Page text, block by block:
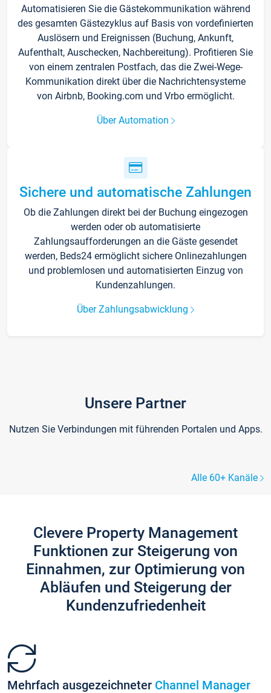
Automatisieren Sie die Gästekommunikation während
des gesamten Gästezyklus auf Basis von vordefinierten
Auslösern und Ereignissen (Buchung, Ankunft,
Aufenthalt, Auschecken, Nachbereitung). Profitieren Sie
von einem zentralen Postfach, das die Zwei-Wege-
Kommunikation direkt über die Nachrichtensysteme
von Airbnb, Booking.com und Vrbo ermöglicht.
Über Automation
Sichere und automatische Zahlungen
Ob die Zahlungen direkt bei der Buchung eingezogen
werden oder ob automatisierte
Zahlungsaufforderungen an die Gäste gesendet
werden, Beds24 ermöglicht sichere Onlinezahlungen
und problemlosen und automatisierten Einzug von
Kundenzahlungen.
Über Zahlungsabwicklung
Unsere Partner
Nutzen Sie Verbindungen mit führenden Portalen und Apps.
Alle 60+ Kanäle
Clevere Property Management
Funktionen zur Steigerung von
Einnahmen, zur Optimierung von
Abläufen und Steigerung der
Kundenzufriedenheit
Mehrfach ausgezeichneter Channel Manager